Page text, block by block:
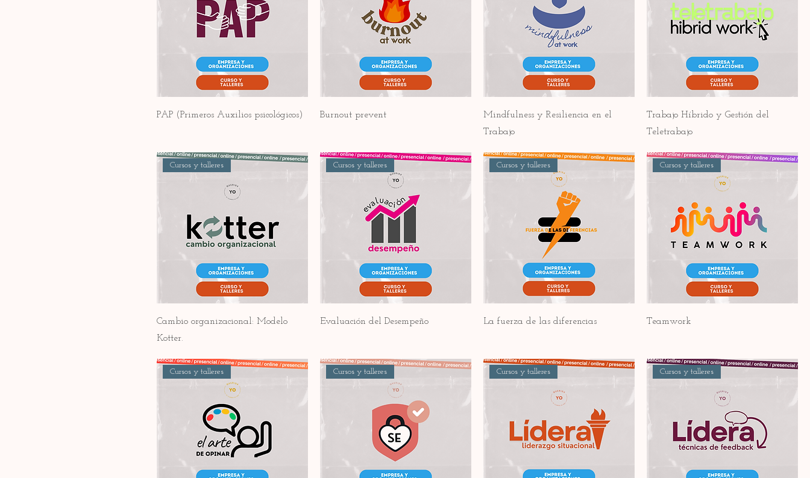
PAP (Primeros Auxilios psicológicos) Burnout prevent
Mindfulness y Resiliencia en el
Trabajo
Trabajo Híbrido y Gestión del
Teletrabajo
Cursos y talleres
Cambio organizacional: Modelo
Kotter.
Cursos y talleres
Evaluación del Desempeño
Cursos y talleres
La fuerza de las diferencias
Cursos y talleres
Teamwork
Cursos y talleres Cursos y talleres Cursos y talleres Cursos y talleres